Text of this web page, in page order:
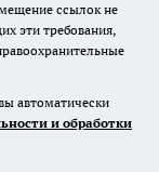
ссылок не
эти требования,
автоматически
и обработки